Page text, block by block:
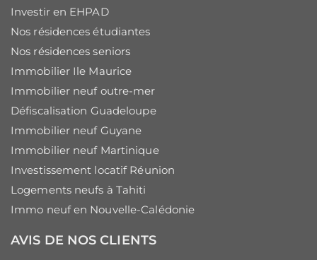
Investir en EHPAD
Nos résidences étudiantes
Nos résidences seniors
Immobilier Ile Maurice
Immobilier neuf outre-mer
Défiscalisation Guadeloupe
Immobilier neuf Guyane
Immobilier neuf Martinique
Investissement locatif Réunion
Logements neufs à Tahiti
Immo neuf en Nouvelle-Calédonie
AVIS DE NOS CLIENTS